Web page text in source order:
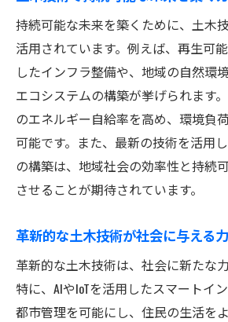
持続可能な未来を築くために、土木
活用されています。例えば、再生可
したインフラ整備や、地域の自然環
エコシステムの構築が挙げられます
のエネルギー自給率を高め、環境負
可能です。また、最新の技術を活用
の構築は、地域社会の効率性と持続
させることが期待されています。
革新的な土木技術が社会に与える力
革新的な土木技術は、社会に新たな
特に、AIやIoTを活用したスマートイ
都市管理を可能にし、住民の生活を